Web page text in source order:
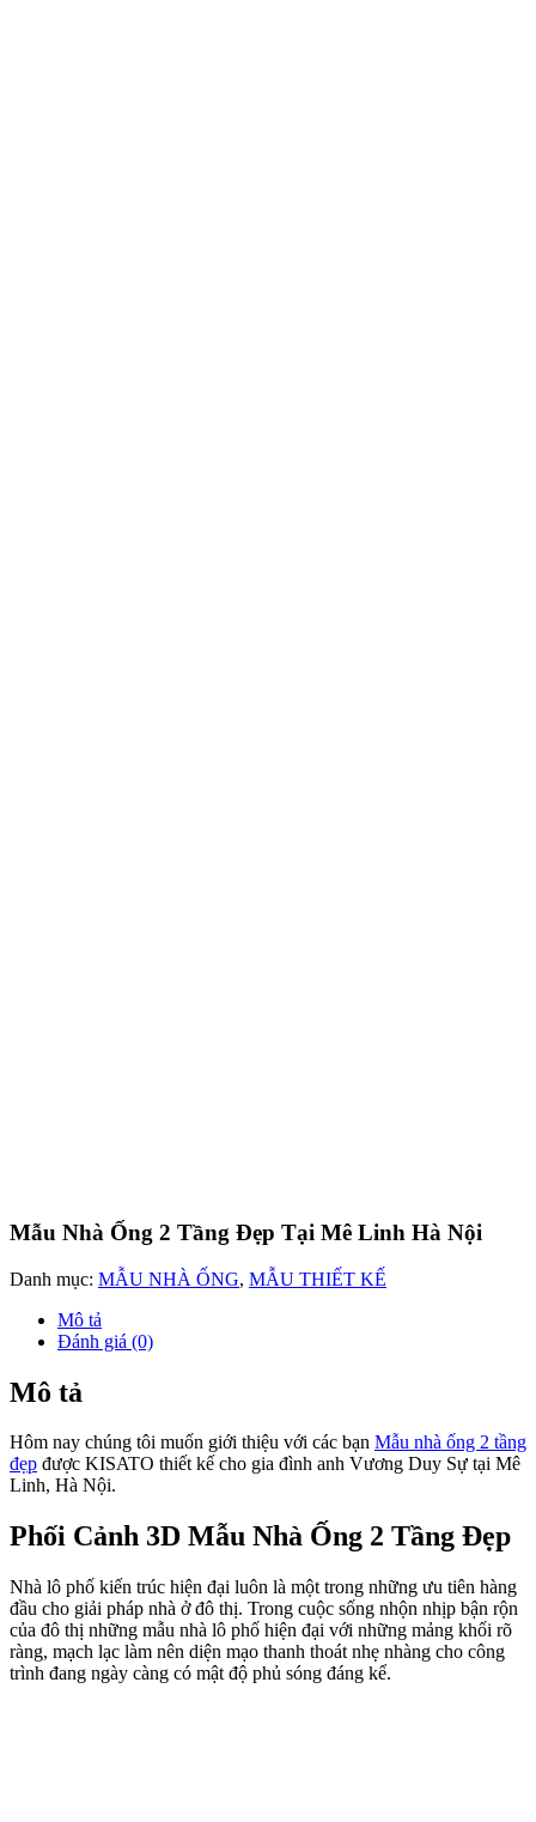
Mẫu Nhà Ống 2 Tầng Đẹp Tại Mê Linh Hà Nội
Danh mục: MẪU NHÀ ỐNG, MẪU THIẾT KẾ
Mô tả
Đánh giá (0)
Mô tả
Hôm nay chúng tôi muốn giới thiệu với các bạn Mẫu nhà ống 2 tầng
đẹp được KISATO thiết kế cho gia đình anh Vương Duy Sự tại Mê
Linh, Hà Nội.
Phối Cảnh 3D Mẫu Nhà Ống 2 Tầng Đẹp
Nhà lô phố kiến trúc hiện đại luôn là một trong những ưu tiên hàng
đầu cho giải pháp nhà ở đô thị. Trong cuộc sống nhộn nhịp bận rộn
của đô thị những mẫu nhà lô phố hiện đại với những mảng khối rõ
ràng, mạch lạc làm nên diện mạo thanh thoát nhẹ nhàng cho công
trình đang ngày càng có mật độ phủ sóng đáng kể.